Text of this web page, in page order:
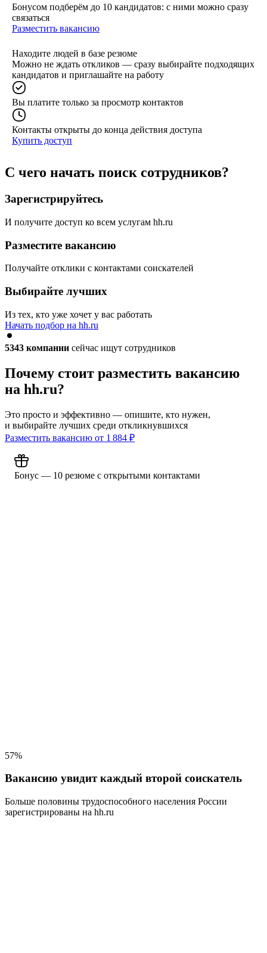
Бонусом подберём до 10 кандидатов: с ними можно сразу
связаться
Разместить вакансию
Находите людей в базе резюме
Можно не ждать откликов — сразу выбирайте подходящих
кандидатов и приглашайте на работу
Вы платите только за просмотр контактов
Контакты открыты до конца действия доступа
Купить доступ
С чего начать поиск сотрудников?
Зарегистрируйтесь
И получите доступ ко всем услугам hh.ru
Разместите вакансию
Получайте отклики с контактами соискателей
Выбирайте лучших
Из тех, кто уже хочет у вас работать
Начать подбор на hh.ru
5343 компании сейчас ищут сотрудников
Почему стоит разместить вакансию
на hh.ru?
Это просто и эффективно — опишите, кто нужен,
и выбирайте лучших среди откликнувшихся
Разместить вакансию от 1 884 ₽
Бонус — 10 резюме с открытыми контактами
57%
Вакансию увидит каждый второй соискатель
Больше половины трудоспособного населения России
зарегистрированы на hh.ru